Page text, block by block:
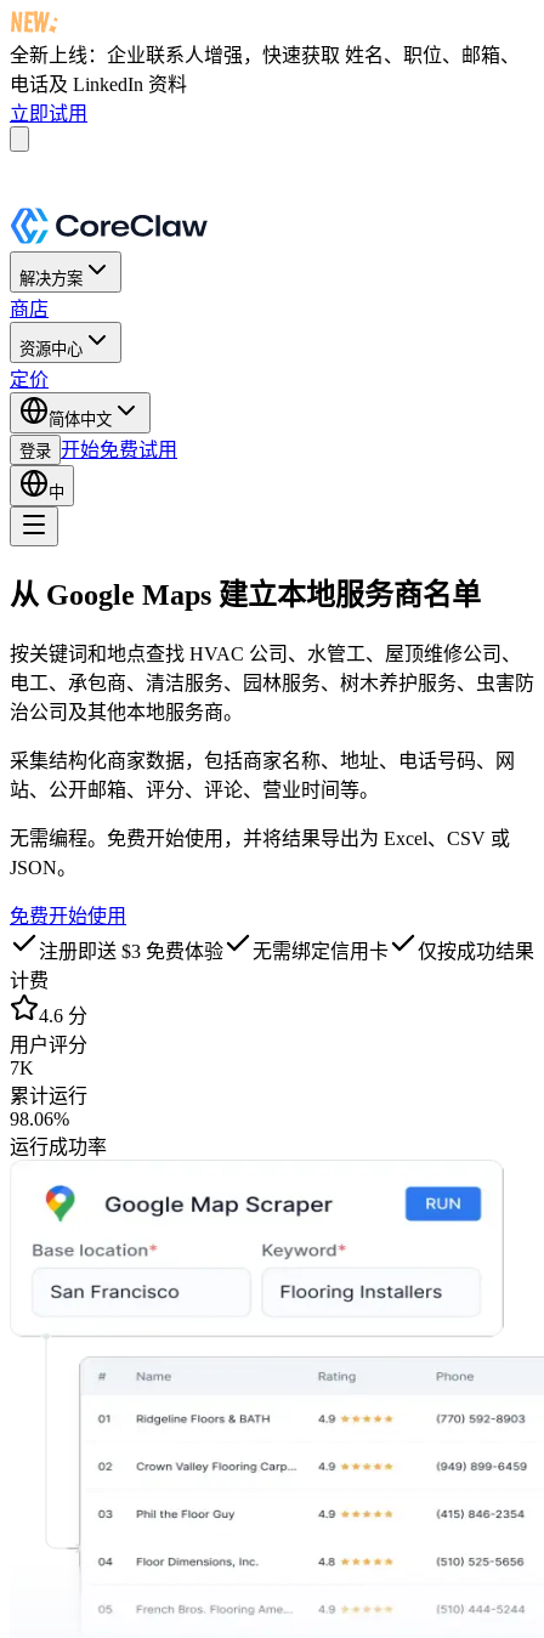
全新上线：企业联系人增强，快速获取 姓名、职位、邮箱、
电话及 LinkedIn 资料
立即试用
解决方案
商店
资源中心
定价
简体中文
登录 开始免费试用
中
从 Google Maps 建立本地服务商名单
按关键词和地点查找 HVAC 公司、水管工、屋顶维修公司、
电工、承包商、清洁服务、园林服务、树木养护服务、虫害防
治公司及其他本地服务商。
采集结构化商家数据，包括商家名称、地址、电话号码、网
站、公开邮箱、评分、评论、营业时间等。
无需编程。免费开始使用，并将结果导出为 Excel、CSV 或
JSON。
免费开始使用
注册即送 $3 免费体验
无需绑定信用卡
仅按成功结果
计费
4.6 分
用户评分
7K
累计运行
98.06%
运行成功率